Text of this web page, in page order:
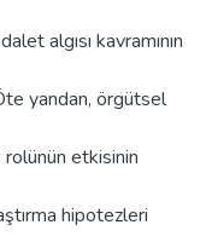
algısı kavramının
yandan, örgütsel
rolünün etkisinin
hipotezleri